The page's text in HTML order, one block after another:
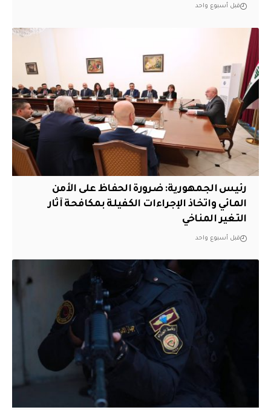
قبل أسبوع واحد
رئيس الجمهورية: ضرورة الحفاظ على الأمن
المائي واتخاذ الإجراءات الكفيلة بمكافحة آثار
التغير المناخي
قبل أسبوع واحد